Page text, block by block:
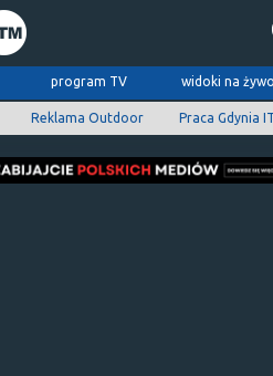
program TV widoki na
Reklama Outdoor Praca Gdynia